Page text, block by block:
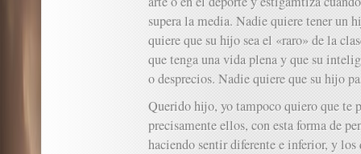
supera la media. Nadie quiere tener un
quiere que su hijo sea el «raro» de la
que tenga una vida plena y que su
o desprecios. Nadie quiere que su hijo
Querido hijo, yo tampoco quiero que te
precisamente ellos, con esta forma de
haciendo sentir diferente e inferior, y los